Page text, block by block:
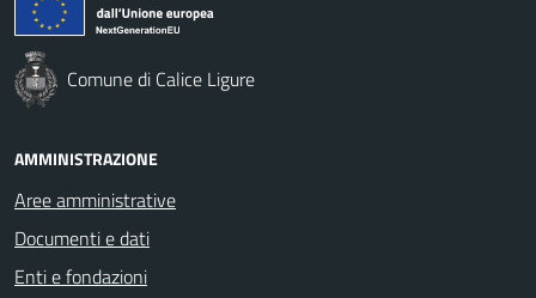
Comune di Calice Ligure
AMMINISTRAZIONE
Aree amministrative
Documenti e dati
Enti e fondazioni